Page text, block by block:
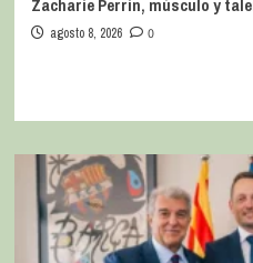
Zacharie Perrin, músculo y
agosto 8, 2026 0